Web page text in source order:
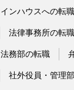
インハウスへの転職
法律事務所の転職
法務部の転職
社外役員・管理